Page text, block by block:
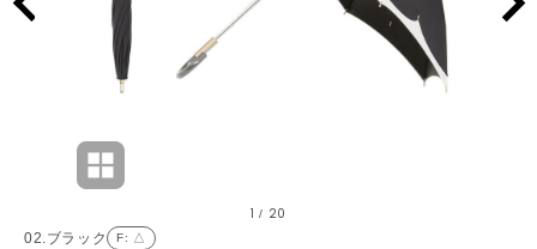
02.ブラック F: △
1 / 20